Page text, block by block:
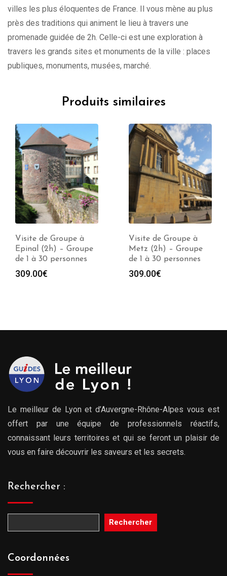
villes les plus éloquentes de France. Il vous mène au plus
près des traditions qui animent le lieu à travers une
promenade guidée de 2h. Celle-ci est une exploration à
travers les grands sites et monuments de la ville : places
publiques, monuments, musées, marché.
Produits similaires
Visite de Groupe à
Epinal (2h) – Groupe
de 1 à 30 personnes
309.00€
Visite de Groupe à
Metz (2h) – Groupe
de 1 à 30 personnes
309.00€
Le meilleur de Lyon et d’Auvergne-Rhône-Alpes vous est
offert par une équipe de professionnels réactifs,
connaissant leurs territoires et qui se feront un plaisir de
vous en faire découvrir les saveurs et les secrets.
Rechercher :
Rechercher
Coordonnées